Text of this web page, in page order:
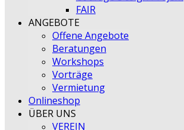
FAIR
ANGEBOTE
Offene Angebote
Beratungen
Workshops
Vorträge
Vermietung
Onlineshop
ÜBER UNS
VEREIN